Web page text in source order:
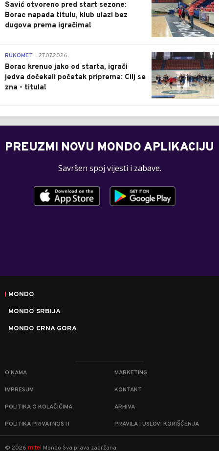
Savić otvoreno pred start sezone:
Borac napada titulu, klub ulazi bez
dugova prema igračima!
0
RUKOMET 27.07.2026.
Borac krenuo jako od starta, igrači
jedva dočekali početak priprema: Cilj se
zna - titula!
PREUZMI NOVU MONDO APLIKACIJU
Savršen spoj vijesti i zabave.
MONDO
MONDO SRBIJA
MONDO CRNA GORA
O NAMA MARKETING
IMPRESUM KONTAKT
POLITIKA O KOLAČIĆIMA ARHIVA
POLITIKA PRIVATNOSTI PRAVILA I USLOVI KORIŠĆENJA
© 2026 m:tel Mondo Sva prava zadržana.